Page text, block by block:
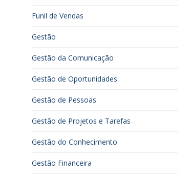
Funil de Vendas
Gestão
Gestão da Comunicação
Gestão de Oportunidades
Gestão de Pessoas
Gestão de Projetos e Tarefas
Gestão do Conhecimento
Gestão Financeira